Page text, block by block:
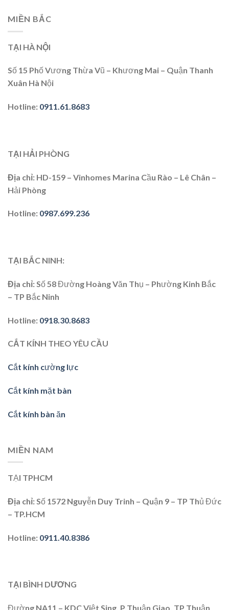
MIỀN BẮC
TẠI HÀ NỘI
Số 15 Phố Vương Thừa Vũ – Khương Mai – Quận Thanh
Xuân Hà Nội
Hotline: 0911.61.8683
TẠI HẢI PHÒNG
Địa chỉ: HD-159 – Vinhomes Marina Cầu Rào – Lê Chân –
Hải Phòng
Hotline: 0987.699.236
TẠI BẮC NINH:
Địa chỉ: Số 58 Đường Hoàng Văn Thụ – Phường Kinh Bắc
– TP Bắc Ninh
Hotline: 0918.30.8683
CẮT KÍNH THEO YÊU CẦU
Cắt kính cường lực
Cắt kính mặt bàn
Cắt kính bàn ăn
MIỀN NAM
TẠI TPHCM
Địa chỉ:Số 1572 Nguyễn Duy Trinh – Quận 9 – TP Thủ Đức
– TP.HCM
Hotline: 0911.40.8386
TẠI BÌNH DƯƠNG
Đường NA11 – KDC Việt Sing, P Thuận Giao, TP Thuận